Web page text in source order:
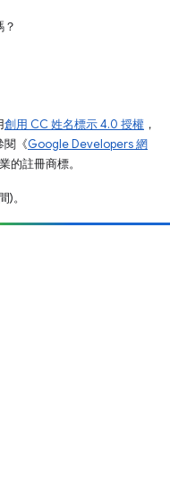
創用 CC 姓名標示 4.0 授權 ，
閱《Google Developers 網
的註冊商標。
。